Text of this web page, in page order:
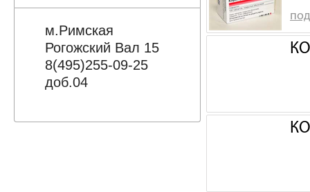
м.Римская
Рогожский Вал 15
8(495)255-09-25
доб.04